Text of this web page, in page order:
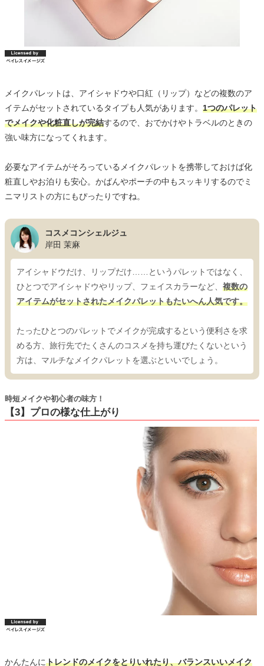
メイクパレットは、アイシャドウや口紅（リップ）などの複数のア
イテムがセットされているタイプも人気があります。 1つのパレット
でメイクや化粧直しが完結するので、おでかけやトラベルのときの
強い味方になってくれます。
必要なアイテムがそろっているメイクパレットを携帯しておけば化
粧直しやお泊りも安心。かばんやポーチの中もスッキリするのでミ
ニマリストの方にもぴったりですね。
コスメコンシェルジュ
岸田 茉麻
アイシャドウだけ、リップだけ……というパレットではなく、
ひとつでアイシャドウやリップ、フェイスカラーなど、 複数の
アイテムがセットされたメイクパレットもたいへん人気です。
たったひとつのパレットでメイクが完成するという便利さを求
める方、旅行先でたくさんのコスメを持ち運びたくないという
方は、マルチなメイクパレットを選ぶといいでしょう。
【3】プロの様な仕上がり
時短メイクや初心者の味方！
かんたんにトレンドのメイクをとりいれたり、バランスいいメイク